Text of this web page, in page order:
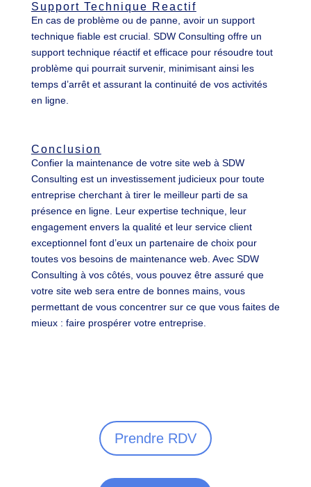
Support Technique Reactif
En cas de problème ou de panne, avoir un support
technique fiable est crucial. SDW Consulting offre un
support technique réactif et efficace pour résoudre tout
problème qui pourrait survenir, minimisant ainsi les
temps d’arrêt et assurant la continuité de vos activités
en ligne.
Conclusion
Confier la maintenance de votre site web à SDW
Consulting est un investissement judicieux pour toute
entreprise cherchant à tirer le meilleur parti de sa
présence en ligne. Leur expertise technique, leur
engagement envers la qualité et leur service client
exceptionnel font d’eux un partenaire de choix pour
toutes vos besoins de maintenance web. Avec SDW
Consulting à vos côtés, vous pouvez être assuré que
votre site web sera entre de bonnes mains, vous
permettant de vous concentrer sur ce que vous faites de
mieux : faire prospérer votre entreprise.
Prendre RDV